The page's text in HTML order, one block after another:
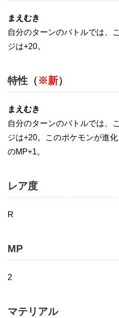
まえむき
自分のターンのバトルでは、
ジは+20。
特性（※新）
まえむき
自分のターンのバトルでは、
ジは+20。このポケモンが進
のMP+1。
レア度
R
MP
2
マテリアル